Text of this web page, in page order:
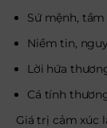
Sứ mệnh,
Niềm tin,
Lời hứa
Cá tính
Giá trị cảm xúc